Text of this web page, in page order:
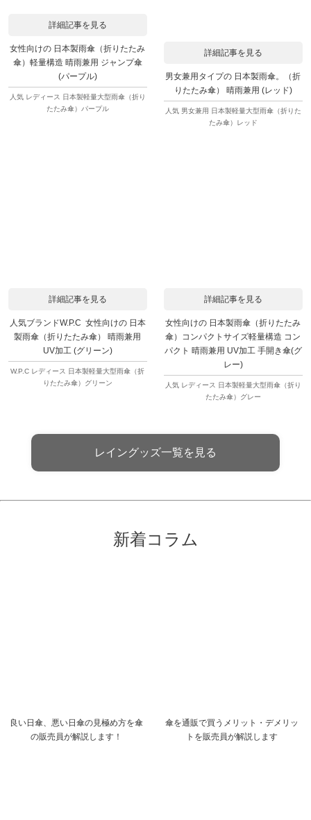
詳細記事を見る
女性向けの 日本製雨傘（折りたたみ
傘）軽量構造 晴雨兼用 ジャンプ傘
(パープル)
人気 レディース 日本製軽量大型雨傘（折り
たたみ傘）パープル
詳細記事を見る
男女兼用タイプの 日本製雨傘。（折
りたたみ傘） 晴雨兼用 (レッド)
人気 男女兼用 日本製軽量大型雨傘（折りた
たみ傘）レッド
詳細記事を見る
人気ブランドW.P.C 女性向けの 日本
製雨傘（折りたたみ傘） 晴雨兼用
UV加工 (グリーン)
W.P.C レディース 日本製軽量大型雨傘（折
りたたみ傘）グリーン
詳細記事を見る
女性向けの 日本製雨傘（折りたたみ
傘）コンパクトサイズ軽量構造 コン
パクト 晴雨兼用 UV加工 手開き傘(グ
レー)
人気 レディース 日本製軽量大型雨傘（折り
たたみ傘）グレー
レイングッズ一覧を見る
新着コラム
良い日傘、悪い日傘の見極め方を傘
の販売員が解説します！
傘を通販で買うメリット・デメリッ
トを販売員が解説します